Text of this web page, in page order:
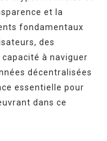
et la
fondamentaux
des
à naviguer
décentralisées
essentielle pour
dans ce